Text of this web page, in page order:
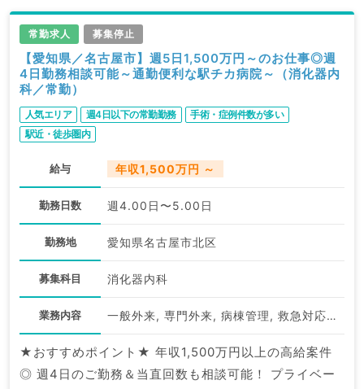
常勤求人 募集停止
【愛知県／名古屋市】週5日1,500万円～のお仕事◎週
4日勤務相談可能～通勤便利な駅チカ病院～（消化器内
科／常勤）
人気エリア 週4日以下の常勤勤務
手術・症例件数が多い
駅近・徒歩圏内
給与 年収1,500万円 ～
勤務日数 週4.00日〜5.00日
勤務地 愛知県名古屋市北区
募集科目 消化器内科
業務内容 一般外来, 専門外来, 病棟管理, 救急対応, 上部内視鏡検査（ＧＦ）, 下部内視鏡検査（ＣＦ）
★おすすめポイント★ 年収1,500万円以上の高給案件
◎ 週4日のご勤務＆当直回数も相談可能！ プライベー